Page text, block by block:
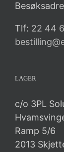
Tlf: 22 44
LAGER
c/o 3PL
Ramp 5/6
2013